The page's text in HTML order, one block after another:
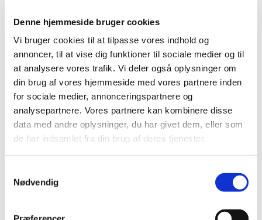
Denne hjemmeside bruger cookies
Vi bruger cookies til at tilpasse vores indhold og
annoncer, til at vise dig funktioner til sociale medier og til
at analysere vores trafik. Vi deler også oplysninger om
din brug af vores hjemmeside med vores partnere inden
for sociale medier, annonceringspartnere og
analysepartnere. Vores partnere kan kombinere disse
data med andre oplysninger, du har givet dem, eller som
de har indsamlet fra din brug af deres tjenester.
Nødvendig
Fabrikant: Siemens Healthcare Diagnostics Inc
Fabrikantens referencenummer: VC 18-01 / VC-18-01
Lægemiddelstyrelsens sagsnummer:
2017113352
Emner
Medicinsk udstyr
Sikkerhedsmeddelelse om Dimension Vista® LOCI 8 CAL ­